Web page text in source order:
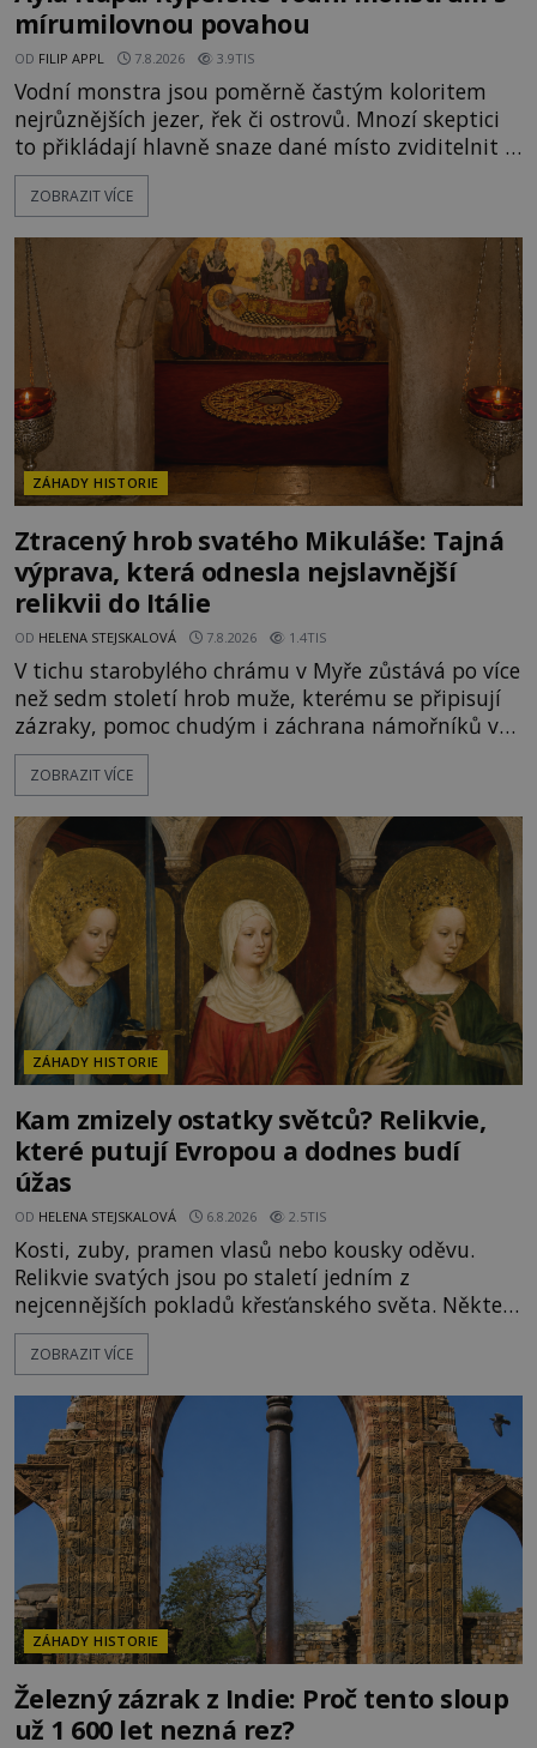
mírumilovnou povahou
OD FILIP APPL 7.8.2026 3.9TIS
Vodní monstra jsou poměrně častým koloritem
nejrůznějších jezer, řek či ostrovů. Mnozí skeptici
to přikládají hlavně snaze dané místo zviditelnit a
přitáhnout k němu pozornost záhadám
nakloněných turistů. Je to také případ kyperského
legendami o něm ukrývat nějaký pravdivý základ?
V blízkosti Mysu Greco, jak se přez
ZOBRAZIT VÍCE
ZÁHADY HISTORIE
Ztracený hrob svatého Mikuláše: Tajná
výprava, která odnesla nejslavnější
relikvii do Itálie
OD HELENA STEJSKALOVÁ 7.8.2026 1.4TIS
V tichu starobylého chrámu v Myře zůstává po více
než sedm století hrob muže, kterému se připisují
zázraky, pomoc chudým i záchrana námořníků v
bouřích. Pak ale přichází rok 1087 a klidné místo
se mění v dějiště podivné noční výpravy. Skupina
Mikuláše a odváží jeho ostatky přes moře do Bari.
Je to zbožná záchrana před nebezpečím, nebo
promyšlená krádež,
ZOBRAZIT VÍCE
ZÁHADY HISTORIE
Kam zmizely ostatky světců? Relikvie,
které putují Evropou a dodnes budí
úžas
OD HELENA STEJSKALOVÁ 6.8.2026 2.5TIS
Kosti, zuby, pramen vlasů nebo kousky oděvu.
Relikvie svatých jsou po staletí jedním z
nejcennějších pokladů křesťanského světa. Některé
mají pečlivě doloženou historii, jiné provází
záhady, krádeže i nečekané objevy. Jejich osudy
o skutečné historické události. Ve středověké
Evropě mají relikvie mimořádnou hodnotu. Nejsou
jen předmětem úcty
ZOBRAZIT VÍCE
ZÁHADY HISTORIE
Železný zázrak z Indie: Proč tento sloup
už 1 600 let nezná rez?